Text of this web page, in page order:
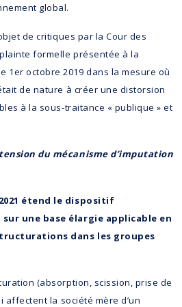
global.
de critiques par la Cour des
formelle présentée à la
1er octobre 2019 dans la mesure où
de nature à créer une distorsion
à la sous-traitance « publique » et
du mécanisme d’imputation
étend le dispositif
une base élargie applicable en
dans les groupes
(absorption, scission, prise de
affectent la société mère d’un